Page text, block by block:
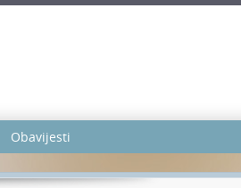
Obavijesti